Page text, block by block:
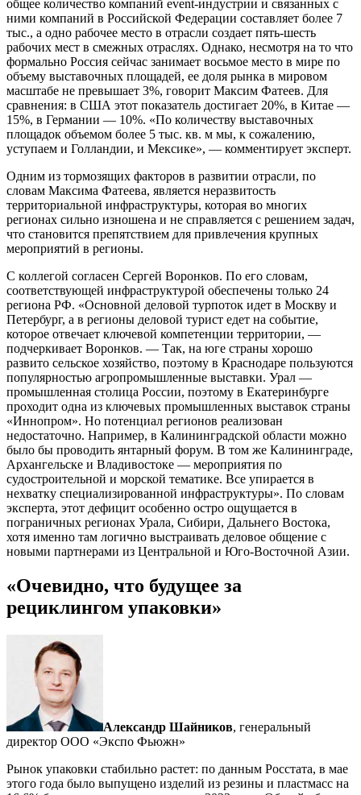
общее количество компаний event-индустрии и связанных с
ними компаний в Российской Федерации составляет более 7
тыс., а одно рабочее место в отрасли создает пять-шесть
рабочих мест в смежных отраслях. Однако, несмотря на то что
формально Россия сейчас занимает восьмое место в мире по
объему выставочных площадей, ее доля рынка в мировом
масштабе не превышает 3%, говорит Максим Фатеев. Для
сравнения: в США этот показатель достигает 20%, в Китае —
15%, в Германии — 10%. «По количеству выставочных
площадок объемом более 5 тыс. кв. м мы, к сожалению,
уступаем и Голландии, и Мексике», — комментирует эксперт.
Одним из тормозящих факторов в развитии отрасли, по
словам Максима Фатеева, является неразвитость
территориальной инфраструктуры, которая во многих
регионах сильно изношена и не справляется с решением задач,
что становится препятствием для привлечения крупных
мероприятий в регионы.
С коллегой согласен Сергей Воронков. По его словам,
соответствующей инфраструктурой обеспечены только 24
региона РФ. «Основной деловой турпоток идет в Москву и
Петербург, а в регионы деловой турист едет на событие,
которое отвечает ключевой компетенции территории, —
подчеркивает Воронков. — Так, на юге страны хорошо
развито сельское хозяйство, поэтому в Краснодаре пользуются
популярностью агропромышленные выставки. Урал —
промышленная столица России, поэтому в Екатеринбурге
проходит одна из ключевых промышленных выставок страны
«Иннопром». Но потенциал регионов реализован
недостаточно. Например, в Калининградской области можно
было бы проводить янтарный форум. В том же Калининграде,
Архангельске и Владивостоке — мероприятия по
судостроительной и морской тематике. Все упирается в
нехватку специализированной инфраструктуры». По словам
эксперта, этот дефицит особенно остро ощущается в
пограничных регионах Урала, Сибири, Дальнего Востока,
хотя именно там логично выстраивать деловое общение с
новыми партнерами из Центральной и Юго-Восточной Азии.
«Очевидно, что будущее за
рециклингом упаковки»
Александр Шайников, генеральный
директор ООО «Экспо Фьюжн»
Рынок упаковки стабильно растет: по данным Росстата, в мае
этого года было выпущено изделий из резины и пластмасс на